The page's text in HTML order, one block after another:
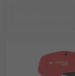
Schnitt deformiert
Erhitzen ziehen